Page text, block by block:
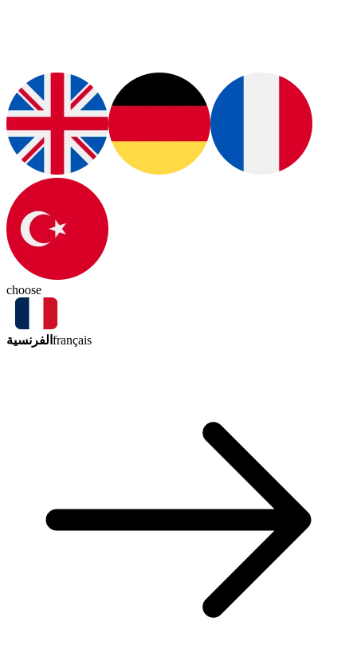
choose
الفرنسية français